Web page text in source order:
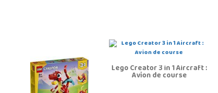
Lego Creator 3 in 1 Aircraft :
Avion de course